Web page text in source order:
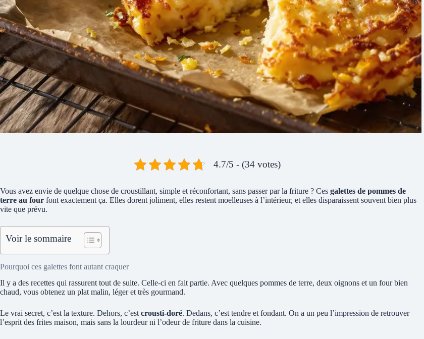
4.7/5 - (34 votes)
Vous avez envie de quelque chose de croustillant, simple et réconfortant, sans passer par la friture ? Ces galettes de pommes de
terre au four font exactement ça. Elles dorent joliment, elles restent moelleuses à l’intérieur, et elles disparaissent souvent bien plus
vite que prévu.
Voir le sommaire
Pourquoi ces galettes font autant craquer
Il y a des recettes qui rassurent tout de suite. Celle-ci en fait partie. Avec quelques pommes de terre, deux oignons et un four bien
chaud, vous obtenez un plat malin, léger et très gourmand.
Le vrai secret, c’est la texture. Dehors, c’estcrousti-doré. Dedans, c’est tendre et fondant. On a un peu l’impression de retrouver
l’esprit des frites maison, mais sans la lourdeur ni l’odeur de friture dans la cuisine.